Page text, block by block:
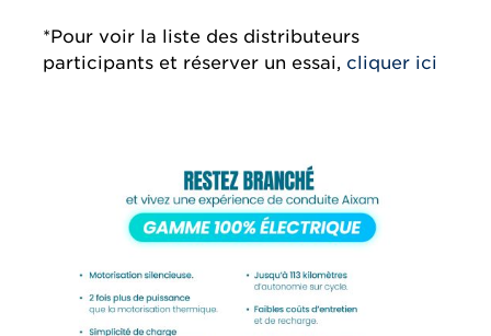
*️Pour voir la liste des distributeurs
participants et réserver un essai, cliquer ici